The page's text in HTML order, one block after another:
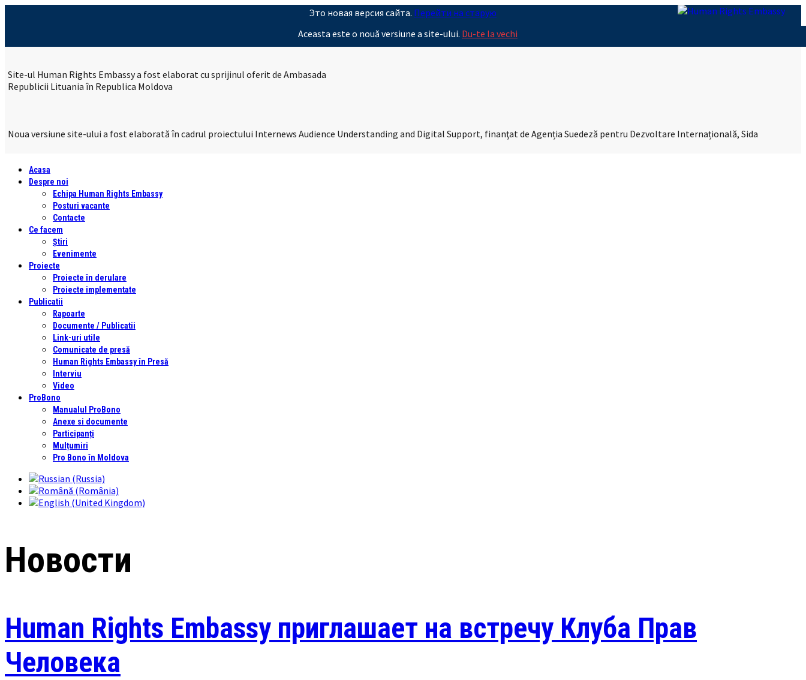
Это новая версия сайта. Перейти на старую
Aceasta este o nouă versiune a site-ului. Du-te la vechi
Site-ul Human Rights Embassy a fost elaborat cu sprijinul oferit de Ambasada
Republicii Lituania în Republica Moldova
Noua versiune site-ului a fost elaborată în cadrul proiectului Internews Audience Understanding and Digital Support, finanţat de Agenția Suedeză pentru Dezvoltare Internațională, Sida
Acasa
Despre noi
Echipa Human Rights Embassy
Posturi vacante
Contacte
Ce facem
Știri
Evenimente
Proiecte
Proiecte în derulare
Proiecte implementate
Publicatii
Rapoarte
Documente / Publicatii
Link-uri utile
Comunicate de presă
Human Rights Embassy în Presă
Interviu
Video
ProBono
Manualul ProBono
Anexe si documente
Participanți
Mulțumiri
Pro Bono în Moldova
Новости
Human Rights Embassy приглашает на встречу Клуба Прав
Человека